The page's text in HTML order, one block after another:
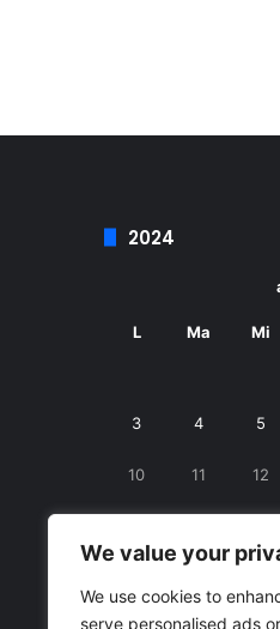
We value your
We use cookies to
serve personalised ads
2024
L Ma Mi
3 4 5
10 11 12